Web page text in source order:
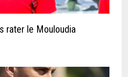
rater le Mouloudia